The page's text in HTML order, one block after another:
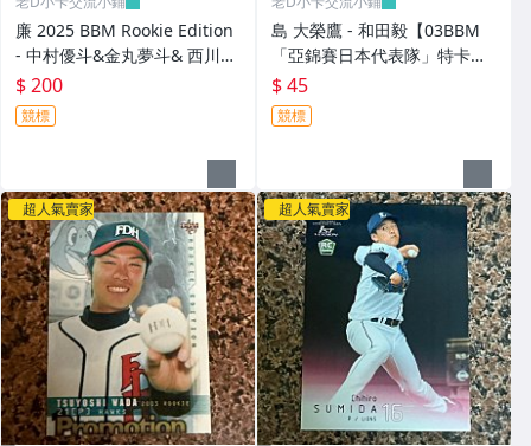
廉 2025 BBM Rookie Edition
- 中村優斗&金丸夢斗& 西川史
礁& 宗山塁 ("日本代表隊"親密
關係特卡，NO.CR1) RC新人卡
$ 200
競標
島 大榮鷹 - 和田毅【03BBM
「亞錦賽日本代表隊」特卡，
NO.AJ10】RC新人卡
$ 45
競標
超人氣賣家 超人氣賣家